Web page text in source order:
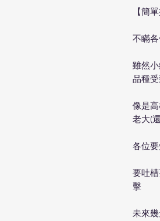
【簡
不瞞
雖然
品種
像是
老大(
各位
要吐
擊
未來